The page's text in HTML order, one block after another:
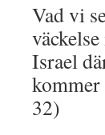
Vad vi
Israel
kommer
32)